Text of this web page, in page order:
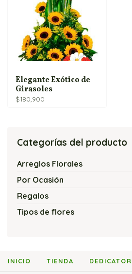
Elegante Exótico de
Girasoles
$180,900
Categorías del producto
Arreglos Florales
Arreglos con Flores Exóticas
Arreglos Florales con Velas
Arreglos Florales Modernos
Jarrones y Floreros de Rosas
Por Ocasión
Amor
Amor y Amistad
Arreglos Florales para Mamá
Regalos
Flores y Chocolates
Tipos de flores
INICIO TIENDA